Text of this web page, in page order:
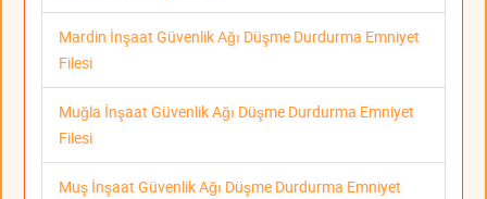
Mardin İnşaat Güvenlik Ağı Düşme Durdurma Emniyet
Filesi
Muğla İnşaat Güvenlik Ağı Düşme Durdurma Emniyet
Filesi
Muş İnşaat Güvenlik Ağı Düşme Durdurma Emniyet